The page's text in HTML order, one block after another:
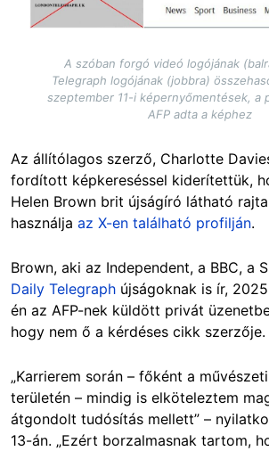
A szóban forgó videó logójának
Telegraph logójának (jobbra)
szeptember 11-i képernyőmentések, a
AFP adta a képhez
Az állítólagos szerző, Charlotte
fordított képkereséssel kiderítettük,
Helen Brown brit újságíró látható
használja az X-en található profilján.
Brown, aki az Independent, a BBC, a
Daily Telegraph újságoknak is ír,
én az AFP-nek küldött privát
hogy nem ő a kérdéses cikk szerzője.
„Karrierem során – főként a
területén – mindig is elköteleztem
átgondolt tudósítás mellett” –
13-án. „Ezért borzalmasnak tartom,